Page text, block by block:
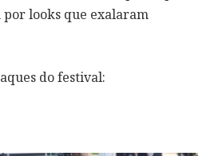
looks que exalaram
do festival: